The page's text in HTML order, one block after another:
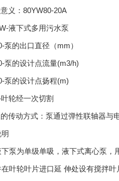
义：80YW80-20A
下式多用污水泵
的出口直径（mm）
的设计点流量(m3/h)
的设计点扬程(m)
经一次切割
传动方式：泵通过弹性联轴器与
为单级单吸，液下式离心泵，用
叶轮叶片进口延 伸处设有搅拌